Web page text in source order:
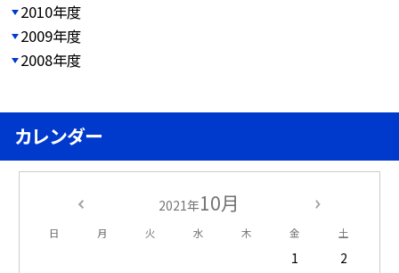
2010年度
2009年度
2008年度
カレンダー
2021年10月
日 月 火 水 木 金 土
1
2